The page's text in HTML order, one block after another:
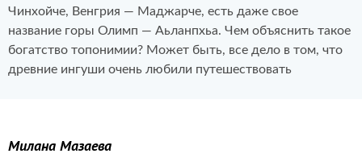
Чинхойче, Венгрия — Маджарче, есть даже свое
название горы Олимп — Аьланпхьа. Чем объяснить такое
богатство топонимии? Может быть, все дело в том, что
древние ингуши очень любили путешествовать
Милана Мазаева